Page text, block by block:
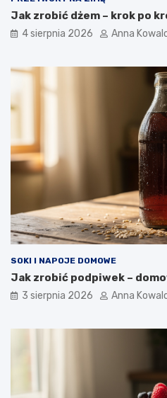
Jak zrobić dżem – krok po
4 sierpnia 2026 Anna
SOKI I NAPOJE DOMOWE
Jak zrobić podpiwek –
3 sierpnia 2026 Anna